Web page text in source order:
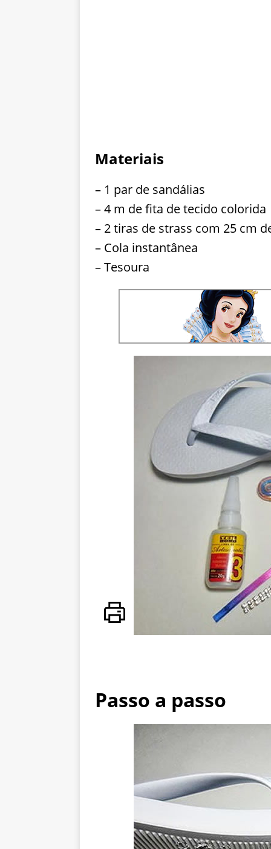
Materiais
– 1 par de sandálias
– 4 m de fita de tecido colorida
– 2 tiras de strass com 25 cm
– Cola instantânea
– Tesoura
Passo a passo